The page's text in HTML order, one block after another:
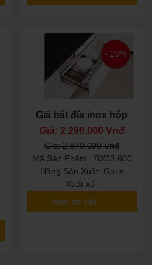
- 20%
Giá bát đĩa inox hộp
Giá: 2.296.000 Vnđ
Giá: 2.870.000 Vnđ
Mã Sản Phẩm : BX03.600
Hãng Sản Xuất: Garis
Xuất xứ:
Xem chi tiết